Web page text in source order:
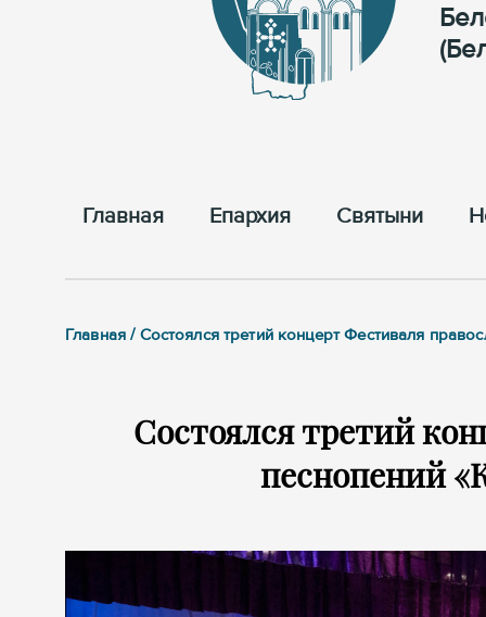
Главная Епархия Cвятыни
Главная / Состоялся третий концерт Фестиваля
Состоялся третий
песнопений